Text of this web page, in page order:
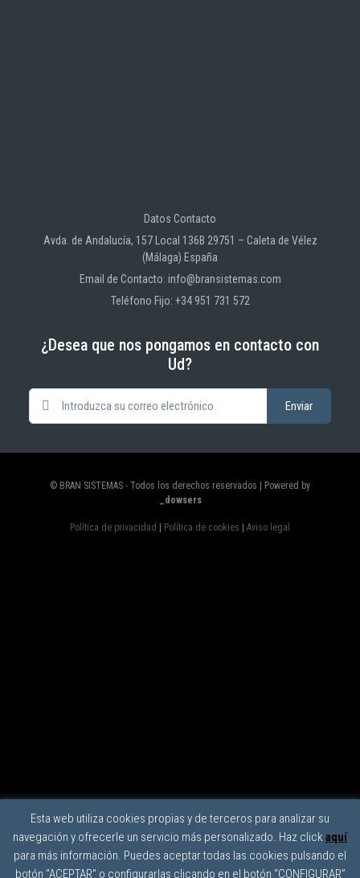
Datos Contacto
Avda. de Andalucía, 157 Local 136B 29751 – Caleta de Vélez
(Málaga) España
Email de Contacto: info@bransistemas.com
Teléfono Fijo: +34 951 731 572
¿Desea que nos pongamos en contacto con
Ud?
© BRAN SISTEMAS - Todos los derechos reservados | Powered by
_dowsers
Política de privacidad Política de cookies Aviso legal
Esta web utiliza cookies propias y de terceros para analizar su
navegación y ofrecerle un servicio más personalizado. Haz click aquí
para más información. Puedes aceptar todas las cookies pulsando el
botón “ACEPTAR” o configurarlas clicando en el botón “CONFIGURAR”